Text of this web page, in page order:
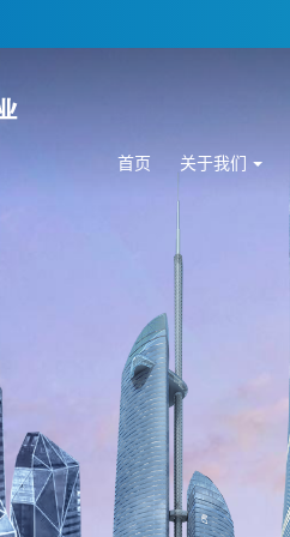
首页 关于我们